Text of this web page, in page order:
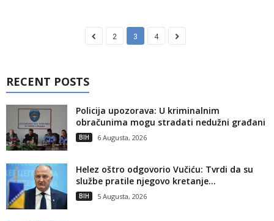
2 3 4
RECENT POSTS
Policija upozorava: U kriminalnim
obračunima mogu stradati nedužni građani
BIH 6 Augusta, 2026
Helez oštro odgovorio Vučiću: Tvrdi da su
službe pratile njegovo kretanje...
BIH 5 Augusta, 2026